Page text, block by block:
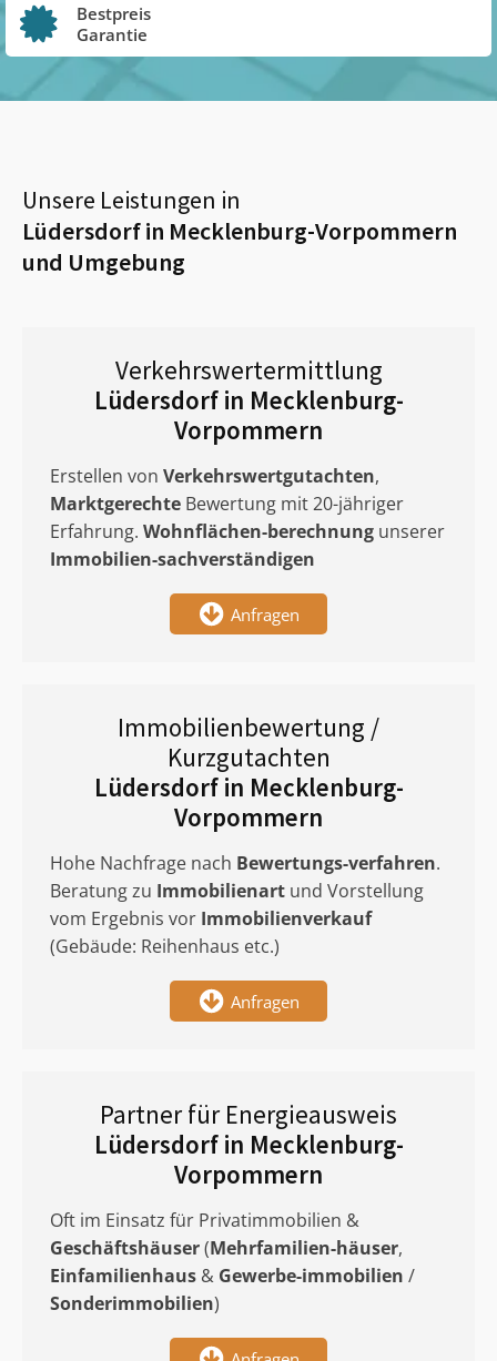
Bestpreis
Garantie
Unsere Leistungen in
Lüdersdorf in Mecklenburg-Vorpommern
und Umgebung
Verkehrswertermittlung
Lüdersdorf in Mecklenburg-
Vorpommern
Erstellen von Verkehrswertgutachten,
Marktgerechte Bewertung mit 20-jähriger
Erfahrung. Wohnflächen-berechnung unserer
Immobilien-sachverständigen
Anfragen
Immobilienbewertung /
Kurzgutachten
Lüdersdorf in Mecklenburg-
Vorpommern
Hohe Nachfrage nach Bewertungs-verfahren.
Beratung zu Immobilienart und Vorstellung
vom Ergebnis vor Immobilienverkauf
(Gebäude: Reihenhaus etc.)
Anfragen
Partner für Energieausweis
Lüdersdorf in Mecklenburg-
Vorpommern
Oft im Einsatz für Privatimmobilien &
Geschäftshäuser(Mehrfamilien-häuser,
Einfamilienhaus & Gewerbe-immobilien /
Sonderimmobilien)